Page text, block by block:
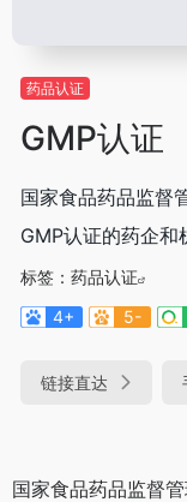
药品认证
GMP认证
国家食品药品监督
GMP认证的药企和
标签： 药品认证
4+
5-
链接直达
国家食品药品监督